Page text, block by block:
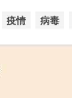
疫情 病毒